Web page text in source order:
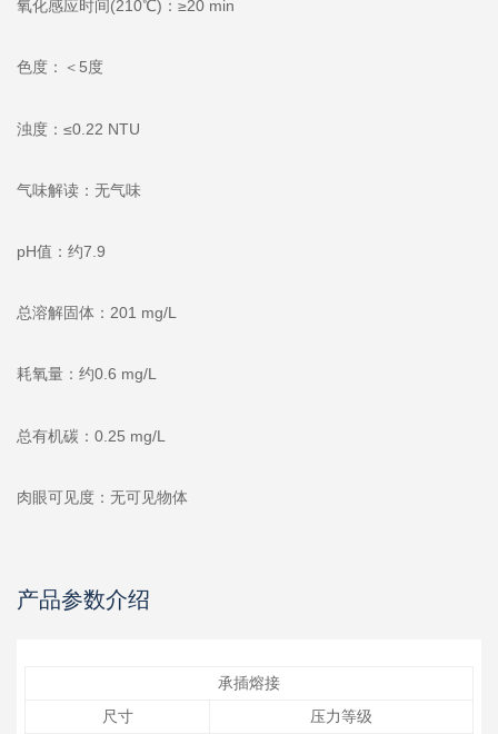
氧化感应时间(210℃)：≥20 min
色度：＜5度
浊度：≤0.22 NTU
气味解读：无气味
pH值：约7.9
总溶解固体：201 mg/L
耗氧量：约0.6 mg/L
总有机碳：0.25 mg/L
肉眼可见度：无可见物体
产品参数介绍
承插熔接
尺寸
压力等级